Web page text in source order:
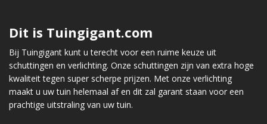
Dit is Tuingigant.com
Bij Tuingigant kunt u terecht voor een ruime keuze uit
schuttingen en verlichting. Onze schuttingen zijn van extra hoge
kwaliteit tegen super scherpe prijzen. Met onze verlichting
maakt u uw tuin helemaal af en dit zal garant staan voor een
prachtige uitstraling van uw tuin.